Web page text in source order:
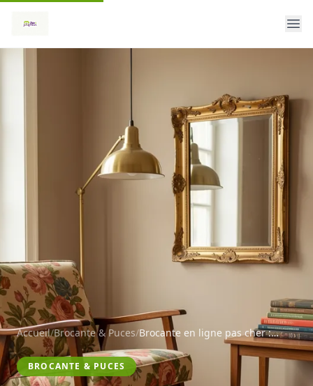
Accueil/Brocante & Puces/ Brocante en ligne pas cher : 7 plateformes pour chiner à petits prix en 2026
BROCANTE & PUCES